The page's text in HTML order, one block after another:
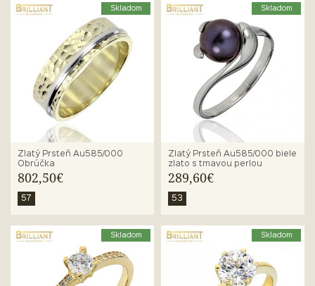
Skladom
Zlatý Prsteň Au585/000
Obrúčka
802,50€
57
Skladom
Zlatý Prsteň Au585/000 biele
zlato s tmavou perlou
289,60€
53
Skladom Skladom